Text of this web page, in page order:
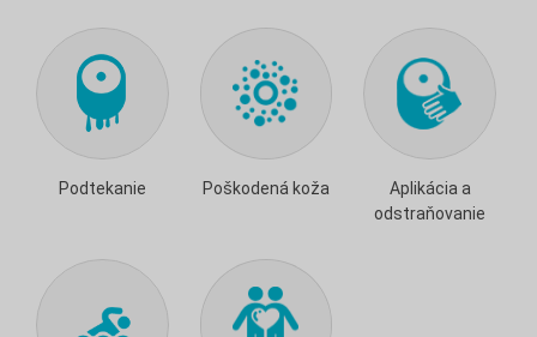
Podtekanie Poškodená koža
Aplikácia a
odstraňovanie